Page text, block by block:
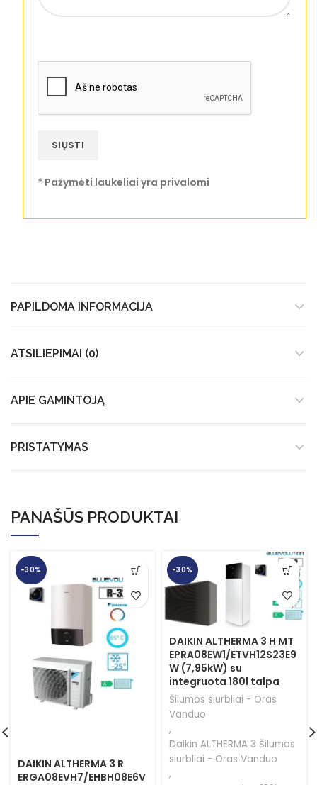
* Pažymėti laukeliai yra privalomi
PAPILDOMA INFORMACIJA
ATSILIEPIMAI (0)
APIE GAMINTOJĄ
PRISTATYMAS
PANAŠŪS PRODUKTAI
-30%
DAIKIN ALTHERMA 3 R
ERGA08EVH7/EHBH08E6V
-30%
DAIKIN ALTHERMA 3 H MT
EPRA08EW1/ETVH12S23E9
W (7,95kW) su
integruota 180l talpa
Šilumos siurbliai - Oras
Vanduo
,
Daikin ALTHERMA 3 Šilumos
siurbliai - Oras Vanduo
,